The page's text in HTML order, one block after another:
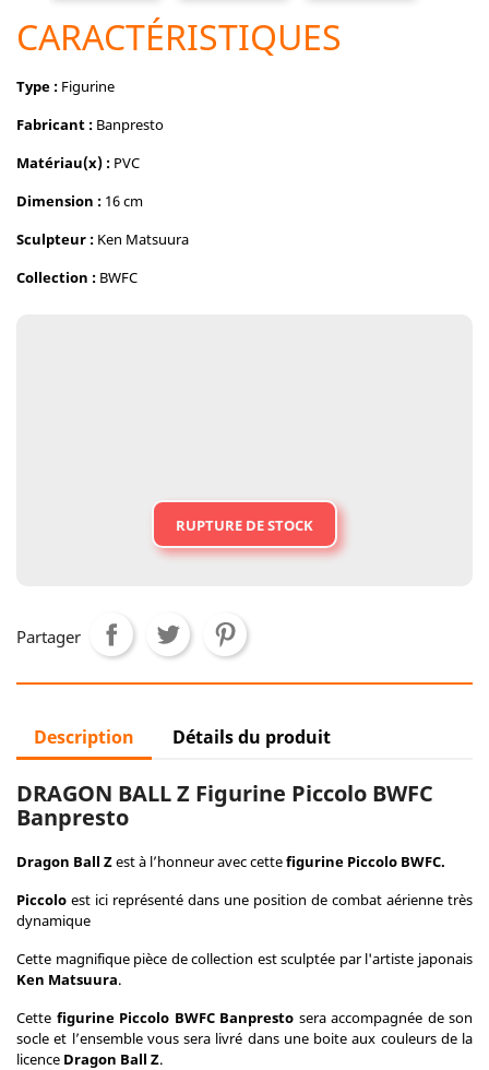
CARACTÉRISTIQUES
Type : Figurine
Fabricant : Banpresto
Matériau(x) : PVC
Dimension : 16 cm
Sculpteur : Ken Matsuura
Collection : BWFC
RUPTURE DE STOCK
Partager
Description Détails du produit
DRAGON BALL Z Figurine Piccolo BWFC
Banpresto
Dragon Ball Zest à l’honneur avec cettefigurine Piccolo BWFC.
Piccolo est ici représenté dans une position de combat aérienne très
dynamique
Cette magnifique pièce de collection est sculptée par l'artiste japonais
Ken Matsuura.
Cette figurine Piccolo BWFC Banpresto sera accompagnée de son
socle et l’ensemble vous sera livré dans une boite aux couleurs de la
licence Dragon Ball Z.